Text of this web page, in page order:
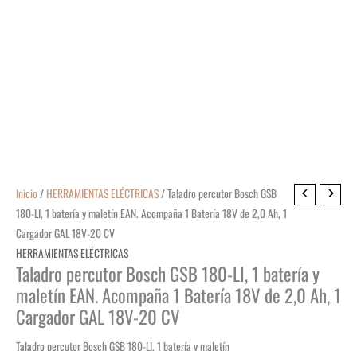
Inicio/ HERRAMIENTAS ELÉCTRICAS/ Taladro percutor Bosch GSB
180-LI, 1 batería y maletín EAN. Acompaña 1 Batería 18V de 2,0 Ah, 1
Cargador GAL 18V-20 CV
HERRAMIENTAS ELÉCTRICAS
Taladro percutor Bosch GSB 180-LI, 1 batería y
maletín EAN. Acompaña 1 Batería 18V de 2,0 Ah, 1
Cargador GAL 18V-20 CV
Taladro percutor Bosch GSB 180-LI, 1 batería y maletín